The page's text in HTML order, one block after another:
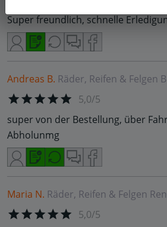
Super freundlich, schnelle
Andreas B. Räder, Reifen & Felgen
5,0/5
super von der Bestellung, über
Abholunmg
Maria N. Räder, Reifen & Felgen
5,0/5